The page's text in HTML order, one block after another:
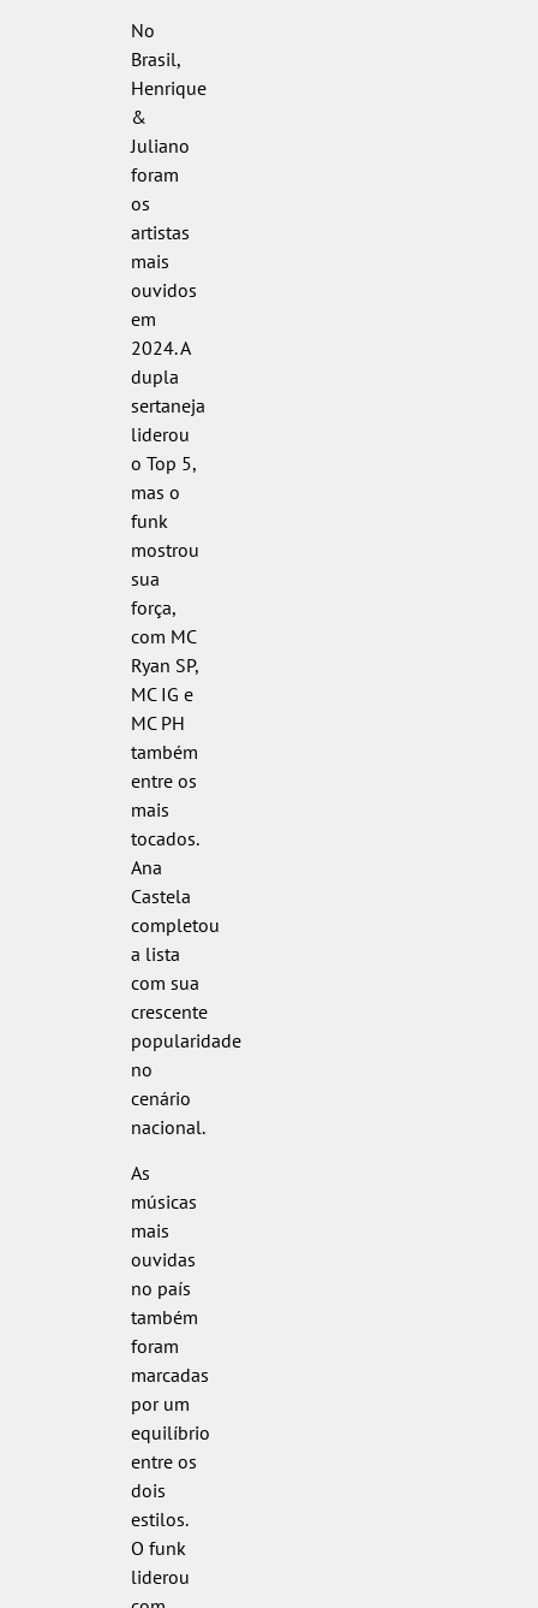
No
Brasil,
Henrique
&
Juliano
foram
os
artistas
mais
ouvidos
em
2024. A
dupla
sertaneja
liderou
o Top 5,
mas o
funk
mostrou
sua
força,
com MC
Ryan SP,
MC IG e
MC PH
também
entre os
mais
tocados.
Ana
Castela
completou
a lista
com sua
crescente
popularidade
no
cenário
nacional.
As
músicas
mais
ouvidas
no país
também
foram
marcadas
por um
equilíbrio
entre os
dois
estilos.
O funk
liderou